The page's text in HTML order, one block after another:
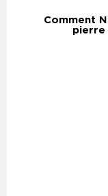
Comment
pierre